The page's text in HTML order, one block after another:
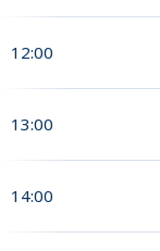
12:00
13:00
14:00